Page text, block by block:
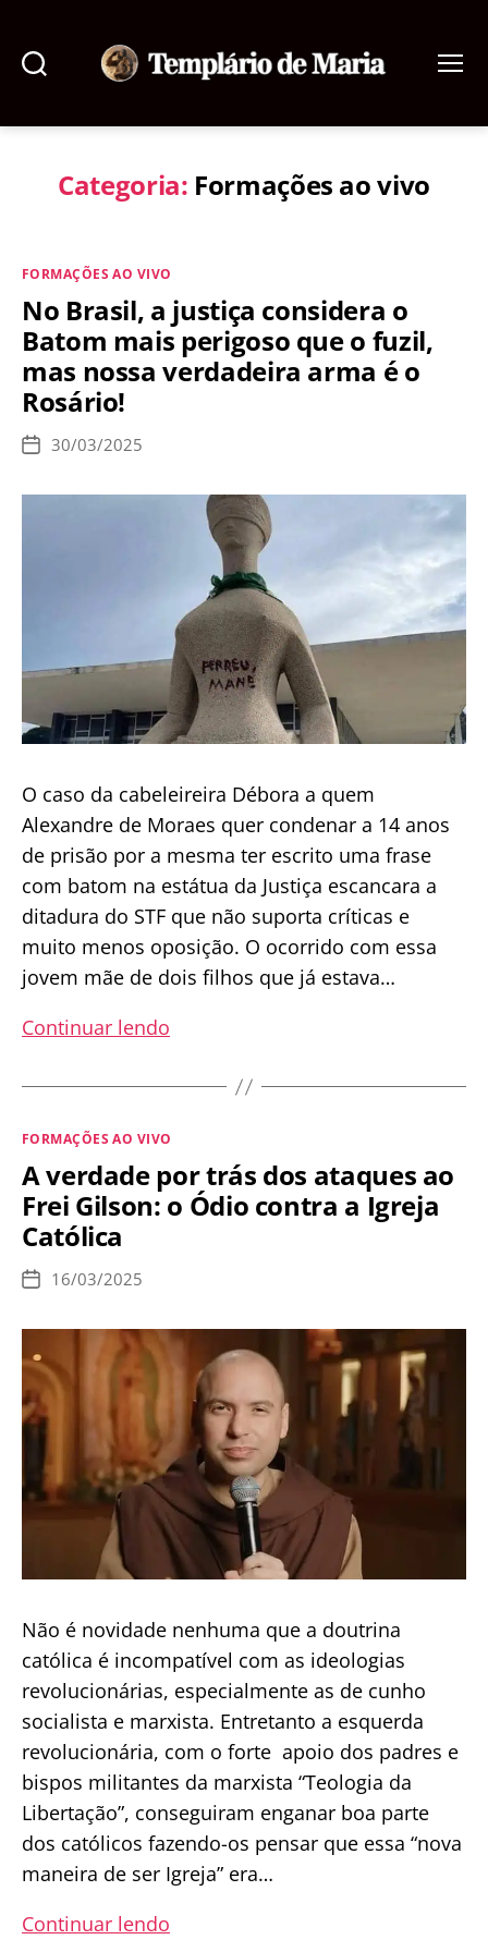
de
Categoria: Formações ao vivo
Categorias
FORMAÇÕES AO VIVO
No Brasil, a justiça considera o
Batom mais perigoso que o fuzil,
mas nossa verdadeira arma é o
Rosário!
Data
publicação
30/03/2025
O caso da cabeleireira Débora a quem
Alexandre de Moraes quer condenar a 14 anos
de prisão por a mesma ter escrito uma frase
com batom na estátua da Justiça escancara a
ditadura do STF que não suporta críticas e
muito menos oposição. O ocorrido com essa
jovem mãe de dois filhos que já estava…
Continuar lendo
a
considera
o
Batom
o
fuzil,
mas
nossa
verdadeira
arma
é
o
Rosário!
Categorias
FORMAÇÕES AO VIVO
A verdade por trás dos ataques ao
Frei Gilson: o Ódio contra a Igreja
Católica
Data
publicação
16/03/2025
Não é novidade nenhuma que a doutrina
católica é incompatível com as ideologias
revolucionárias, especialmente as de cunho
socialista e marxista. Entretanto a esquerda
revolucionária, com o forte apoio dos padres e
bispos militantes da marxista “Teologia da
Libertação”, conseguiram enganar boa parte
dos católicos fazendo-os pensar que essa “nova
maneira de ser Igreja” era…
Continuar lendo